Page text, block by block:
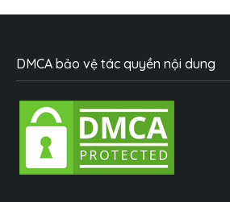
DMCA bảo vệ tác quyền nội dung